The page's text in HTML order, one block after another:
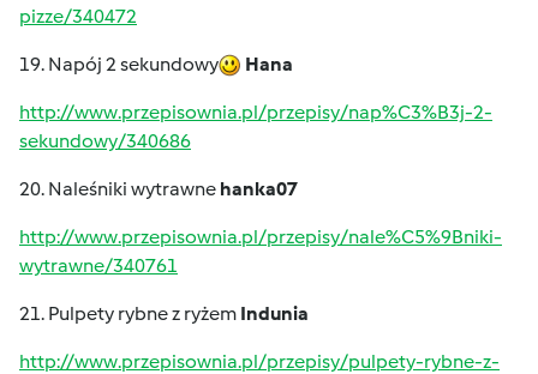
pizze/340472
19. Napój 2 sekundowy Hana
http://www.przepisownia.pl/przepisy/nap%C3%B3j-2-
sekundowy/340686
20. Naleśniki wytrawne hanka07
http://www.przepisownia.pl/przepisy/nale%C5%9Bniki-
wytrawne/340761
21. Pulpety rybne z ryżem Indunia
http://www.przepisownia.pl/przepisy/pulpety-rybne-z-